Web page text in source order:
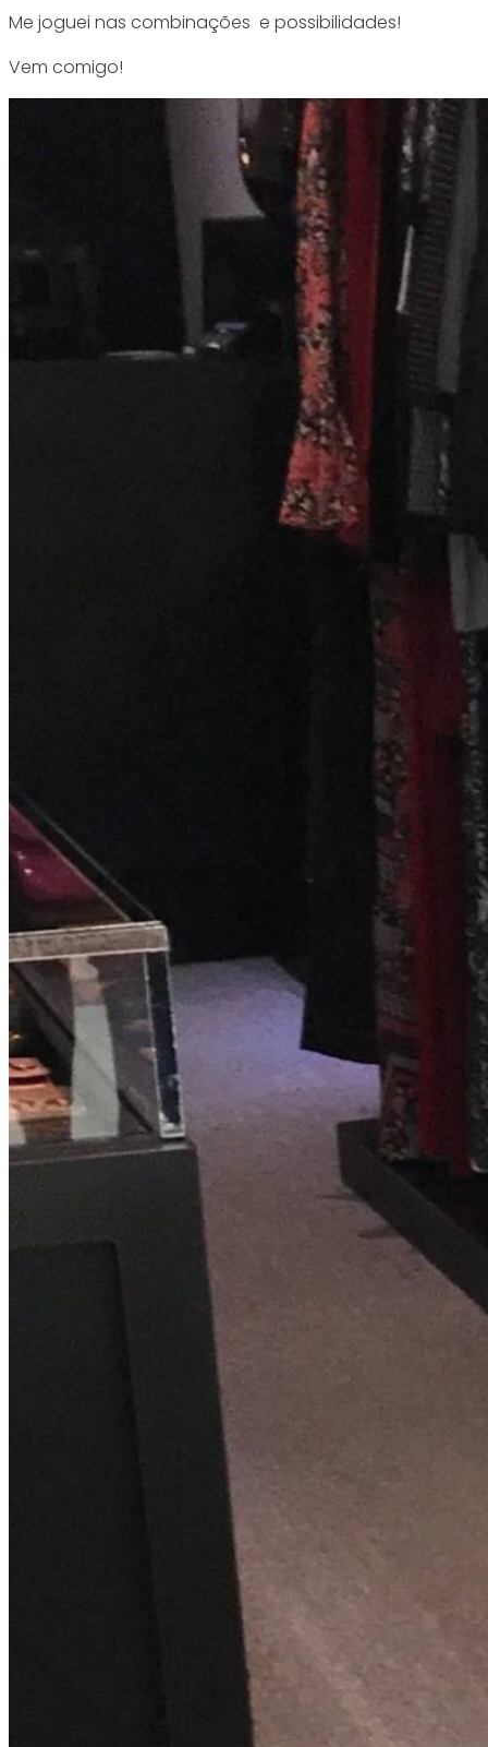
Me joguei nas combinações e possibilidades!
Vem comigo!